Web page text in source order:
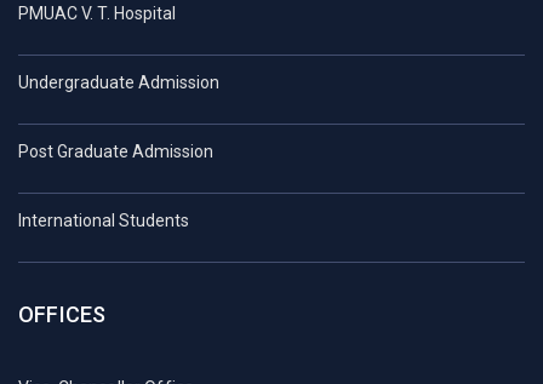
PMUAC V. T. Hospital
Undergraduate Admission
Post Graduate Admission
International Students
OFFICES